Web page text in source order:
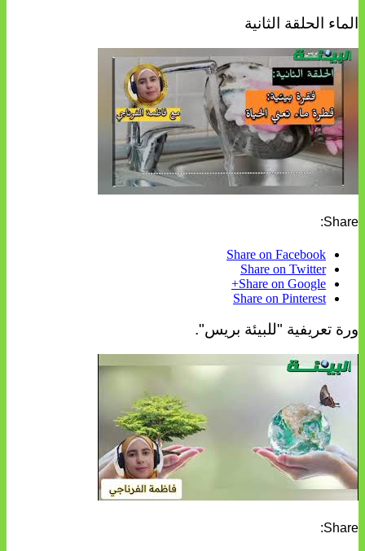
الماء الحلقة الثانية
Share:
Share on Facebook
Share on Twitter
Share on Google+
Share on Pinterest
ورة تعريفية "للبيئة بريس".
Share: